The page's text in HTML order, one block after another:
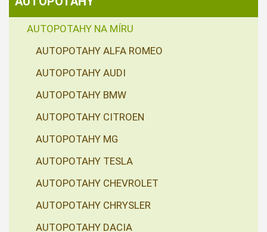
AUTOPOTAHY NA MÍRU
AUTOPOTAHY ALFA ROMEO
AUTOPOTAHY AUDI
AUTOPOTAHY BMW
AUTOPOTAHY CITROEN
AUTOPOTAHY MG
AUTOPOTAHY TESLA
AUTOPOTAHY CHEVROLET
AUTOPOTAHY CHRYSLER
AUTOPOTAHY DACIA